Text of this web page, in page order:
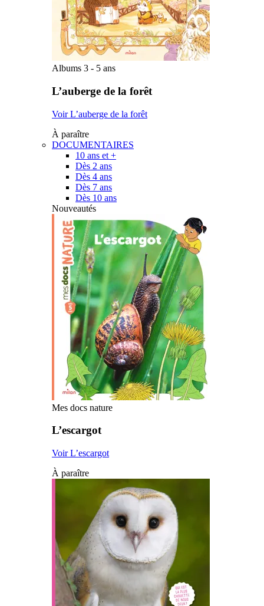
Albums 3 - 5 ans
L’auberge de la forêt
Voir L’auberge de la forêt
À paraître
DOCUMENTAIRES
10 ans et +
Dès 2 ans
Dès 4 ans
Dès 7 ans
Dès 10 ans
Nouveautés
Mes docs nature
L’escargot
Voir L’escargot
À paraître